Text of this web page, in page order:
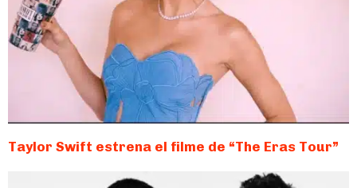
Taylor Swift estrena el filme de “The Eras Tour”